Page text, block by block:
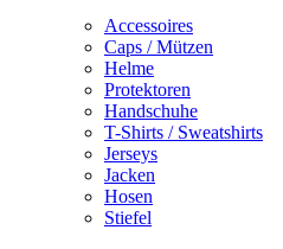
Accessoires
Caps / Mützen
Helme
Protektoren
Handschuhe
T-Shirts / Sweatshirts
Jerseys
Jacken
Hosen
Stiefel